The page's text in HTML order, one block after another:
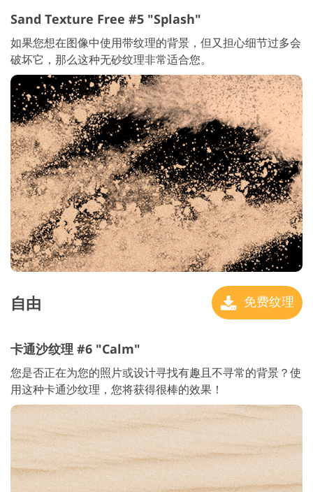
Sand Texture Free #5 "Splash"
如果您想在图像中使用带纹理的背景，但又担心细节过多会
破坏它，那么这种无砂纹理非常适合您。
自由 免费纹理
卡通沙纹理 #6 "Calm"
您是否正在为您的照片或设计寻找有趣且不寻常的背景？使
用这种卡通沙纹理，您将获得很棒的效果！